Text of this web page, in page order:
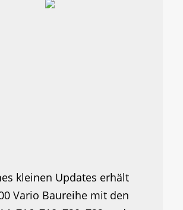
kleinen Updates erhält
Vario Baureihe mit den